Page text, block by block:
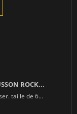
ROCK...
taille de 6...